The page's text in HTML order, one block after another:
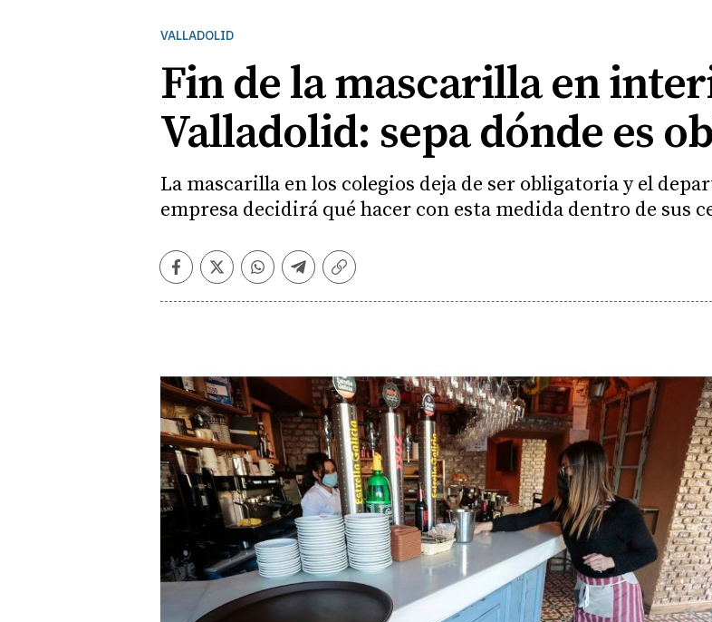
VALLADOLID
Fin de la mascarilla en
Valladolid: sepa dónde es
La mascarilla en los colegios deja de ser obligatoria y el
empresa decidirá qué hacer con esta medida dentro de sus
Facebook
TwitterWhatsapp
Telegram
Copiar